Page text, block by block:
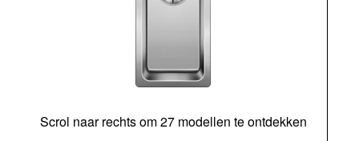
Scrol naar rechts om 27 modellen te ontdekken